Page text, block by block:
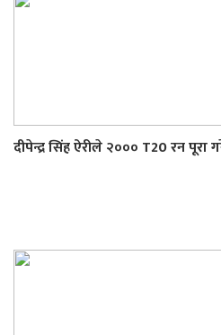
दीपेन्द्र सिंह ऐरीले २००० T20 रन पूरा